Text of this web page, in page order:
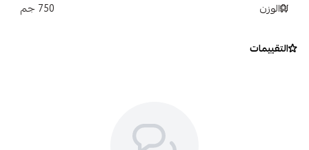
الوزن 750 جم
التقييمات